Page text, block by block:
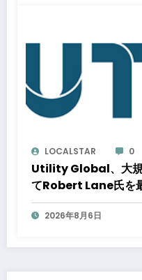
LOCALSTAR 0
Utility Global、大規
てRobert Lane氏を
2026年8月6日